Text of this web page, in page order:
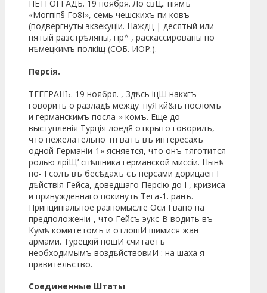
ПЕТГОГГАДЪ. 19 ноября. Ло свЦ.. ніямъ
«Могпіп§ Го8І», семь чешскихъ пи ковъ
(подвергнуты экзекуціи. Наждц | десятый или
пятый разстрѣляны, гір^ , раскассированы по
нѣмецкимъ полкіщ (СОБ. ИОР.).
Персія.
ТЕГЕРАНЪ. 19 ноября. , Здѣсь іцШ накхгъ
говорить о разладѣ между тіуЯ кй&іъ посломъ
и германскимъ посла-» комъ. Еще до
выступленія Турція лоедЯ открыто говорилъ,
что нежелательно тн ватъ въ интересахъ
одной Германіи-1» ясняется, что онъ тяготится
ролью лріЩ’ спѣшника германской миссіи. Нынѣ
по- І солъ въ бесѣдахъ съ персами дорицаеп I
дѣйствія Гейса, доведшаго Персію до I , кризиса
и принужденнаго покинуть Тега-1. ранъ.
Принципіальное разномысліе Оси I вано на
предположеніи-, что Гейсъ эукс-В водить въ
Кумѣ комитетомъ и отлошИ шимися жан
армами. Турецкій пошИ считаетъ
необходимымъ воздѣйствовиИ : на шаха я
правительство.
Соединенные Штаты